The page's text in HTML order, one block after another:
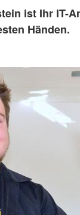
ist Ihr IT-
Händen.